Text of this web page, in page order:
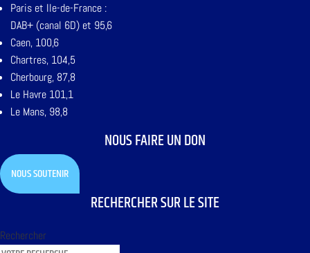
Paris et Ile-de-France :
DAB+ (canal 6D) et 95,6
Caen, 100,6
Chartres, 104,5
Cherbourg, 87,8
Le Havre 101,1
Le Mans, 98,8
NOUS FAIRE UN DON
NOUS SOUTENIR
RECHERCHER SUR LE SITE
Rechercher